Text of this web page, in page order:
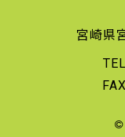
宮崎県